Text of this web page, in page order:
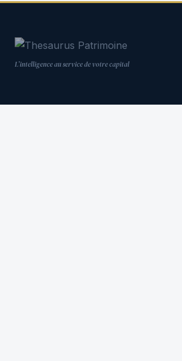
L’intelligence au service de votre capital